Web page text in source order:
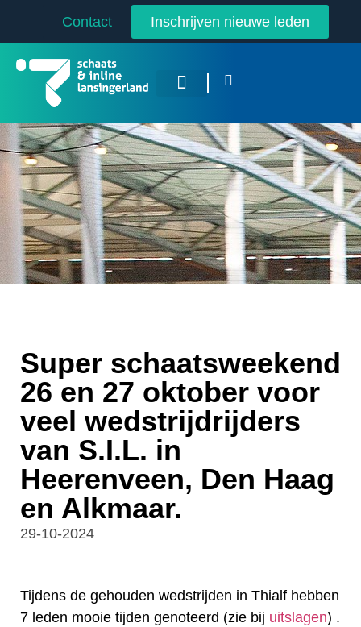
Inschrijven nieuwe leden
Contact
Super schaatsweekend
26 en 27 oktober voor
veel wedstrijdrijders
van S.I.L. in
Heerenveen, Den Haag
en Alkmaar.
29-10-2024
Tijdens de gehouden wedstrijden in Thialf hebben
7 leden mooie tijden genoteerd (zie bij uitslagen) .